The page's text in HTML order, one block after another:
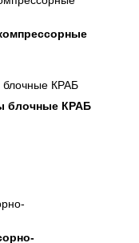
блочные КРАБ